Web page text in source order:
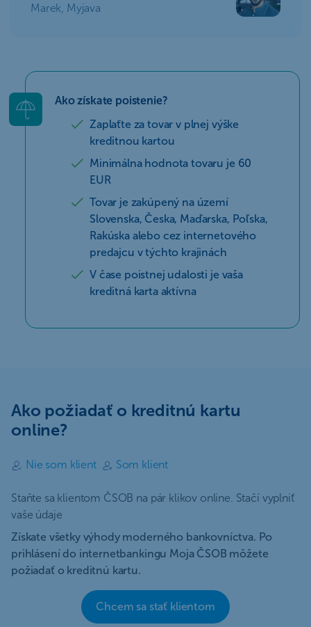
Marek, Myjava
Ako získate poistenie?
Zaplaťte za tovar v plnej výške
kreditnou kartou
Minimálna hodnota tovaru je 60
EUR
Tovar je zakúpený na území
Slovenska, Česka, Maďarska, Poľska,
Rakúska alebo cez internetového
predajcu v týchto krajinách
V čase poistnej udalosti je vaša
kreditná karta aktívna
Ako požiadať o kreditnú kartu
online?
Nie som klient Som klient
Staňte sa klientom ČSOB na pár klikov online. Stačí vyplniť
vaše údaje
Získate všetky výhody moderného bankovníctva. Po
prihlásení do internetbankingu Moja ČSOB môžete
požiadať o kreditnú kartu.
Chcem sa stať klientom